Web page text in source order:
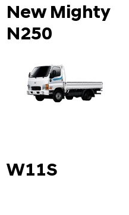
New Mighty
N250
W11S